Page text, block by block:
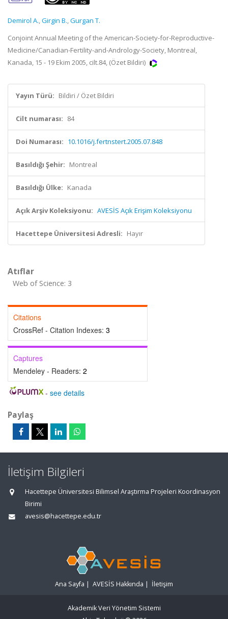
Demirol A.,Girgin B.,Gurgan T.
Conjoint Annual Meeting of the American-Society-for-Reproductive-
Medicine/Canadian-Fertility-and-Andrology-Society, Montreal,
Kanada, 15 - 19 Ekim 2005, cilt.84, (Özet Bildiri)
Yayın Türü: Bildiri / Özet Bildiri
Cilt numarası: 84
Doi Numarası: 10.1016/j.fertnstert.2005.07.848
Basıldığı Şehir: Montreal
Basıldığı Ülke: Kanada
Açık Arşiv Koleksiyonu: AVESİS Açık Erişim Koleksiyonu
Hacettepe Üniversitesi Adresli: Hayır
Atıflar
Web of Science: 3
Citations
CrossRef - Citation Indexes: 3
Captures
Mendeley - Readers: 2
- see details
Paylaş
İletişim Bilgileri
Hacettepe Üniversitesi Bilimsel Araştırma Projeleri Koordinasyon
Birimi
avesis@hacettepe.edu.tr
Ana Sayfa | AVESİS Hakkında | İletişim
Akademik Veri Yönetim Sistemi